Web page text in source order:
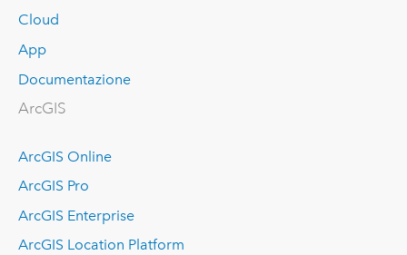
Cloud
App
Documentazione
ArcGIS
ArcGIS Online
ArcGIS Pro
ArcGIS Enterprise
ArcGIS Location Platform